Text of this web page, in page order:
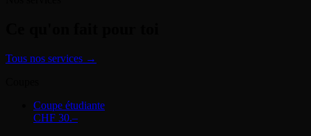
Tous nos services →
Coupe étudiante
CHF 30.–